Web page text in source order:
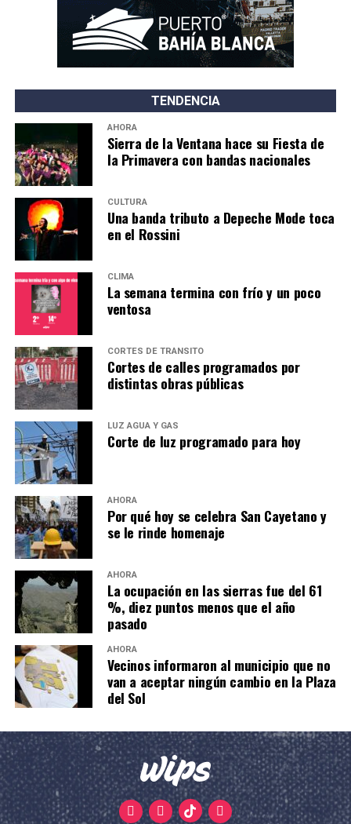
TENDENCIA
AHORA
Sierra de la Ventana hace su Fiesta de
la Primavera con bandas nacionales
CULTURA
Una banda tributo a Depeche Mode toca
en el Rossini
CLIMA
La semana termina con frío y un poco
ventosa
CORTES DE TRÁNSITO
Cortes de calles programados por
distintas obras públicas
LUZ AGUA Y GAS
Corte de luz programado para hoy
AHORA
Por qué hoy se celebra San Cayetano y
se le rinde homenaje
AHORA
La ocupación en las sierras fue del 61
%, diez puntos menos que el año
pasado
AHORA
Vecinos informaron al municipio que no
van a aceptar ningún cambio en la Plaza
del Sol